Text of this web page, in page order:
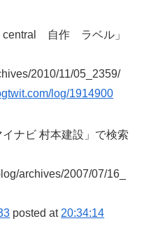
central 自作 ラベル」
2010/11/05_2359/
log/1914900
ナビ 村本建設」で検索
archives/2007/07/16_
posted at 20:34:14